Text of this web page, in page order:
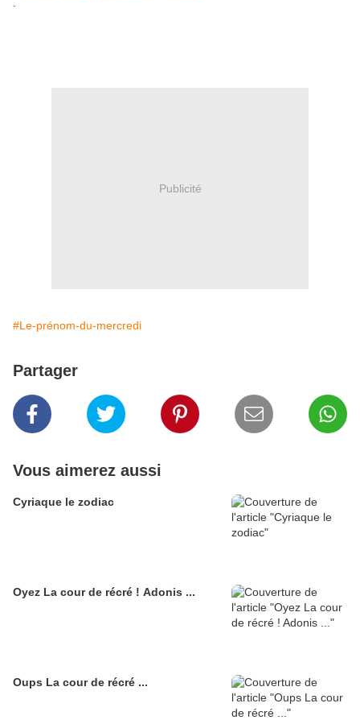
Publicité
#Le-prénom-du-mercredi
Partager
Vous aimerez aussi
Cyriaque le zodiac
Oyez La cour de récré ! Adonis ...
Oups La cour de récré ...